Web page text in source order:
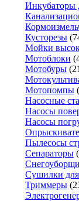
Инкубаторы
Кусторезы
Мойки
Мотоблоки
Мотобуры
Мотопомпы
Насосные
Насосы
Насосы
Пылесосы
Сепараторы
Сушилки
Триммеры